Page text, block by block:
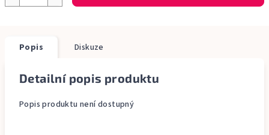
Popis Diskuze
Detailní popis produktu
Popis produktu není dostupný